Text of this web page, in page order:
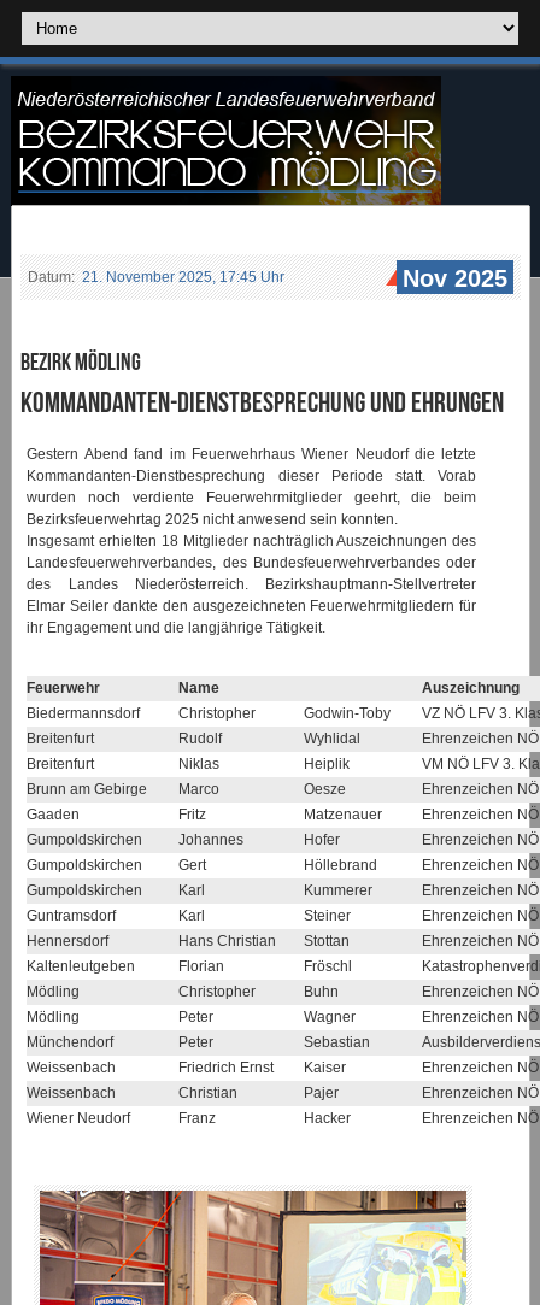
Datum: 21. November 2025, 17:45 Uhr Nov 2025
Bezirk Mödling
Kommandanten-Dienstbesprechung und Ehrungen
Gestern Abend fand im Feuerwehrhaus Wiener Neudorf die letzte
Kommandanten-Dienstbesprechung dieser Periode statt. Vorab
wurden noch verdiente Feuerwehrmitglieder geehrt, die beim
Bezirksfeuerwehrtag 2025 nicht anwesend sein konnten.
Insgesamt erhielten 18 Mitglieder nachträglich Auszeichnungen des
Landesfeuerwehrverbandes, des Bundesfeuerwehrverbandes oder
des Landes Niederösterreich. Bezirkshauptmann-Stellvertreter
Elmar Seiler dankte den ausgezeichneten Feuerwehrmitgliedern für
ihr Engagement und die langjährige Tätigkeit.
Feuerwehr Name
Auszeichnung
Biedermannsdorf
Christopher Godwin-Toby
VZ NÖ LFV 3.
Breitenfurt
Rudolf Wyhlidal
Ehrenzeichen
Breitenfurt
Niklas Heiplik
VM NÖ LFV 3.
Brunn am Gebirge
Marco Oesze
Ehrenzeichen
Gaaden
Fritz Matzenauer
Ehrenzeichen
Gumpoldskirchen
Johannes Hofer
Ehrenzeichen
Gumpoldskirchen
Gert Höllebrand
Ehrenzeichen
Gumpoldskirchen
Karl Kummerer
Ehrenzeichen
Guntramsdorf
Karl Steiner
Ehrenzeichen
Hennersdorf
Hans Christian Stottan
Ehrenzeichen
Kaltenleutgeben
Florian Fröschl
Mödling
Christopher Buhn
Ehrenzeichen
Mödling
Peter Wagner
Ehrenzeichen
Münchendorf
Peter Sebastian
Weissenbach
Friedrich Ernst Kaiser
Ehrenzeichen
Weissenbach
Christian Pajer
Ehrenzeichen
Wiener Neudorf
Franz Hacker Ehrenzeichen